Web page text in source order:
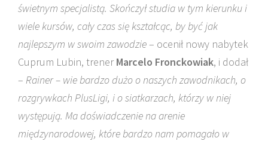
świetnym specjalistą. Skończył studia w tym kierunku i
wiele kursów, cały czas się kształcąc, by być jak
najlepszym w swoim zawodzie– ocenił nowy nabytek
Cuprum Lubin, trenerMarcelo Fronckowiak, i dodał
– Rainer – wie bardzo dużo o naszych zawodnikach, o
rozgrywkach PlusLigi, i o siatkarzach, którzy w niej
występują. Ma doświadczenie na arenie
międzynarodowej, które bardzo nam pomagało w